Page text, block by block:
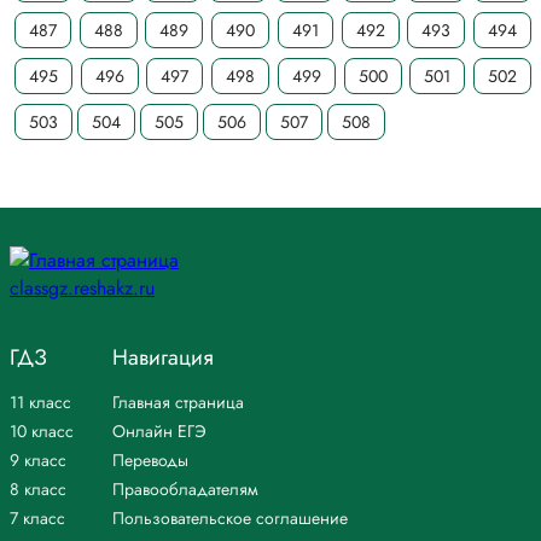
487 488 489 490 491 492 493
494
495
496 497 498 499 500 501
502
503
504 505 506 507 508
ГДЗ
11 класс
10 класс
9 класс
8 класс
7 класс
Навигация
Главная страница
Онлайн ЕГЭ
Переводы
Правообладателям
Пользовательское соглашение